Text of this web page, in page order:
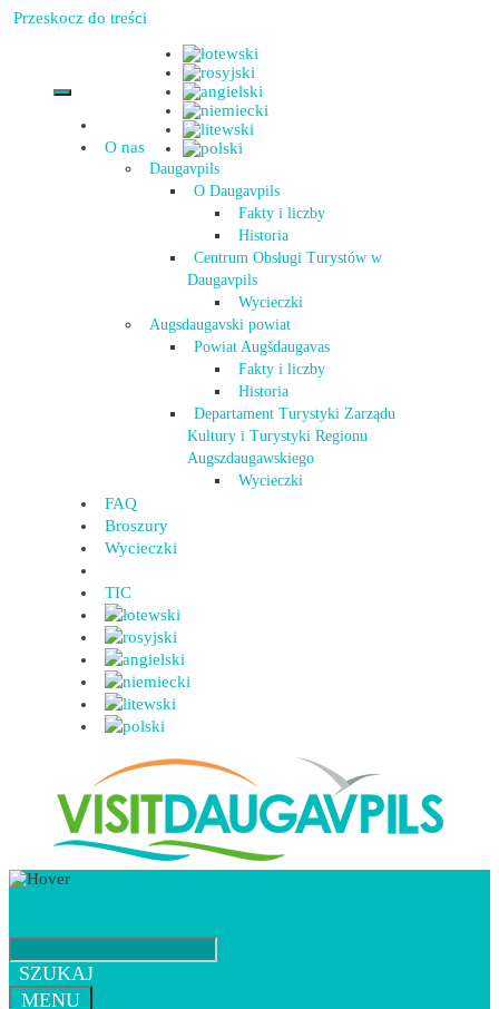
Przeskocz do treści
O nas
Daugavpils
O Daugavpils
Fakty i liczby
Historia
Centrum Obsługi Turystów w
Daugavpils
Wycieczki
Augsdaugavski powiat
Powiat Augšdaugavas
Fakty i liczby
Historia
Departament Turystyki Zarządu
Kultury i Turystyki Regionu
Augszdaugawskiego
Wycieczki
FAQ
Broszury
Wycieczki
TIC
SZUKAJ
MENU